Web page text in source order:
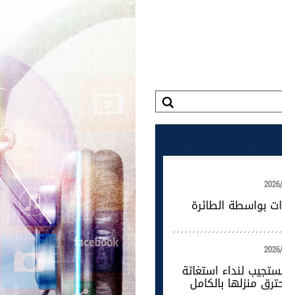
بواسطة الطائرة
لنداء استغاثة
منزلها بالكامل